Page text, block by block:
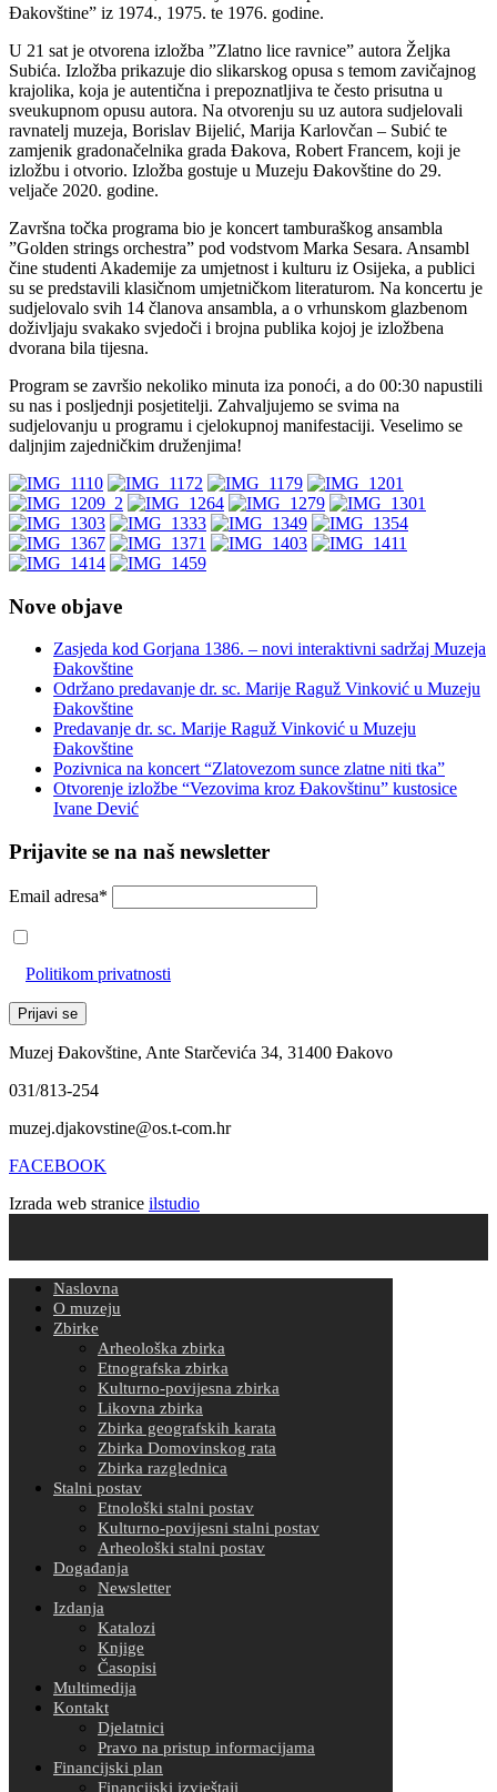
Đakovštine” iz 1974., 1975. te 1976. godine.
U 21 sat je otvorena izložba ”Zlatno lice ravnice” autora Željka
Subića. Izložba prikazuje dio slikarskog opusa s temom zavičajnog
krajolika, koja je autentična i prepoznatljiva te često prisutna u
sveukupnom opusu autora. Na otvorenju su uz autora sudjelovali
ravnatelj muzeja, Borislav Bijelić, Marija Karlovčan – Subić te
zamjenik gradonačelnika grada Đakova, Robert Francem, koji je
izložbu i otvorio. Izložba gostuje u Muzeju Đakovštine do 29.
veljače 2020. godine.
Završna točka programa bio je koncert tamburaškog ansambla
”Golden strings orchestra” pod vodstvom Marka Sesara. Ansambl
čine studenti Akademije za umjetnost i kulturu iz Osijeka, a publici
su se predstavili klasičnom umjetničkom literaturom. Na koncertu je
sudjelovalo svih 14 članova ansambla, a o vrhunskom glazbenom
doživljaju svakako svjedoči i brojna publika kojoj je izložbena
dvorana bila tijesna.
Program se završio nekoliko minuta iza ponoći, a do 00:30 napustili
su nas i posljednji posjetitelji. Zahvaljujemo se svima na
sudjelovanju u programu i cjelokupnoj manifestaciji. Veselimo se
daljnjim zajedničkim druženjima!
Nove objave
Zasjeda kod Gorjana 1386. – novi interaktivni sadržaj Muzeja
Đakovštine
Održano predavanje dr. sc. Marije Raguž Vinković u Muzeju
Đakovštine
Predavanje dr. sc. Marije Raguž Vinković u Muzeju
Đakovštine
Pozivnica na koncert “Zlatovezom sunce zlatne niti tka”
Otvorenje izložbe “Vezovima kroz Đakovštinu” kustosice
Ivane Dević
Prijavite se na naš newsletter
Email adresa*
Politikom privatnosti
Muzej Đakovštine, Ante Starčevića 34, 31400 Đakovo
031/813-254
muzej.djakovstine@os.t-com.hr
FACEBOOK
Izrada web stranice ilstudio
Naslovna
O muzeju
Zbirke
Arheološka zbirka
Etnografska zbirka
Kulturno-povijesna zbirka
Likovna zbirka
Zbirka geografskih karata
Zbirka Domovinskog rata
Zbirka razglednica
Stalni postav
Etnološki stalni postav
Kulturno-povijesni stalni postav
Arheološki stalni postav
Događanja
Newsletter
Izdanja
Katalozi
Knjige
Časopisi
Multimedija
Kontakt
Djelatnici
Pravo na pristup informacijama
Financijski plan
Financijski izvještaji